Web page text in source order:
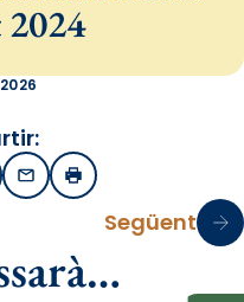
2024
EmailImprimir
Següent